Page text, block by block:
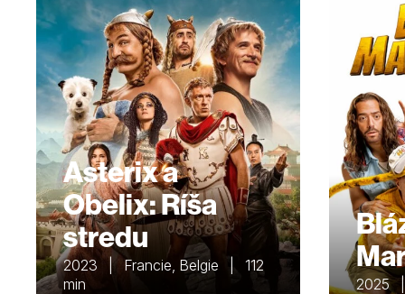
Asterix a
Obelix: Ríša
stredu
2023 | Francie, Belgie | 112
min
2025